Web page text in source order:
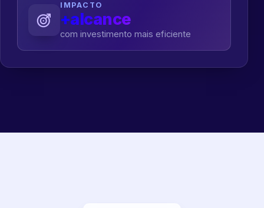
IMPACTO
+alcance
com investimento mais eficiente